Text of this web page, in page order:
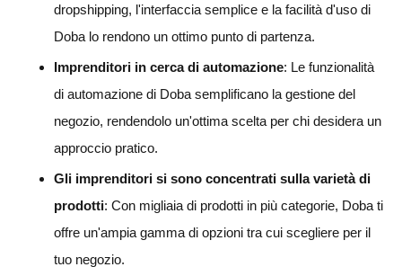
dropshipping, l'interfaccia semplice e la facilità d'uso di
Doba lo rendono un ottimo punto di partenza.
Imprenditori in cerca di automazione: Le funzionalità
di automazione di Doba semplificano la gestione del
negozio, rendendolo un'ottima scelta per chi desidera un
approccio pratico.
Gli imprenditori si sono concentrati sulla varietà di
prodotti: Con migliaia di prodotti in più categorie, Doba ti
offre un'ampia gamma di opzioni tra cui scegliere per il
tuo negozio.